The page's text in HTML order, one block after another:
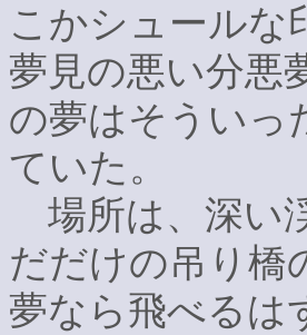
こかシュールな
夢見の悪い分悪
の夢はそういっ
ていた。
場所は、深い
だだけの吊り橋
夢なら飛べるは